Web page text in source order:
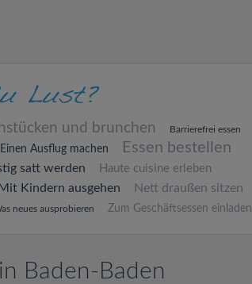
und brunchen Barrierefrei essen
Einen Ausflug machen Essen bestellen
satt werden Haute cuisine erleben
Mit Kindern ausgehen Nett draußen sitzen
neues ausprobieren Zum Geschäftsessen einladen
Baden-Baden